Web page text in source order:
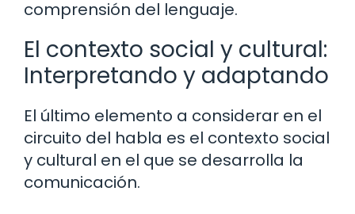
comprensión del lenguaje.
El contexto social y cultural:
Interpretando y adaptando
El último elemento a considerar en el
circuito del habla es el contexto social
y cultural en el que se desarrolla la
comunicación.